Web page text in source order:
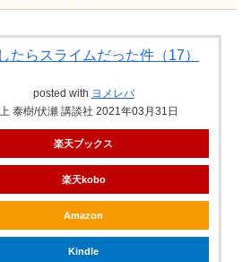
たらスライムだった件（17）
posted with ヨメレバ
泰樹/伏瀬 講談社 2021年03月31日
楽天ブックス
楽天kobo
Amazon
Kindle